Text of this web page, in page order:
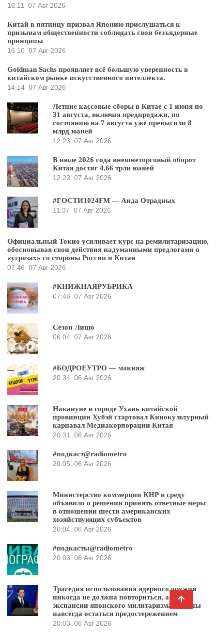
16:11
07 Авг 2026
Китай в пятницу призвал Японию прислушаться к
призывам общественности соблюдать свои безъядерные
принципы
16:10 07 Авг 2026
Goldman Sachs проявляет всё большую уверенность в
китайском рынке искусственного интеллекта.
14:14 07 Авг 2026
Летние кассовые сборы в Китае с 1 июня по
31 августа, включая предпродажи, по
состоянию на 7 августа уже превысили 8
млрд юаней
12:23 07 Авг 2026
В июле 2026 года внешнеторговый оборот
Китая достиг 4,66 трлн юаней
12:23 07 Авг 2026
#ГОСТИ1024FM — Аида Отрадных
11:37 07 Авг 2026
Официальный Токио усиливает курс на ремилитаризацию,
обосновывая свои действия надуманными предлогами о
«угрозах» со стороны России и Китая
07:46 07 Авг 2026
#КНИЖНАЯРУБРИКА
07:46 07 Авг 2026
Сезон Лицю
06:04 07 Авг 2026
#БОДРОЕУТРО — макияж
20:34 06 Авг 2026
Накануне в городе Ухань китайской
провинции Хубэй стартовал Кинокультурный
карнавал Медиакорпорации Китая
20:31
06 Авг 2026
#подкаст@radiometro
20:05 06 Авг 2026
Министерство коммерции КНР в среду
объявило о решении принять ответные меры
в отношении шести американских
хозяйствующих субъектов
20:04 06 Авг 2026
#подкасты@radiometro
20:03 06 Авг 2026
Трагедия использования ядерного оружия
никогда не должна повториться, а уроки
экспансии японского милитаризма должны
навсегда остаться предостережением
20:03 06 Авг 2026